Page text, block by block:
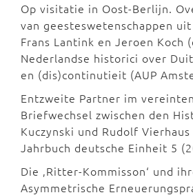
Op visitatie in Oost-Berlijn.
van geesteswetenschappen uit
Frans Lantink en Jeroen Koch
Nederlandse historici over
en (dis)continutieit (AUP
Entzweite Partner im
Briefwechsel zwischen den
Kuczynski und Rudolf
Jahrbuch deutsche Einheit 5
Die ‚Ritter-Kommisson‘ und
Asymmetrische